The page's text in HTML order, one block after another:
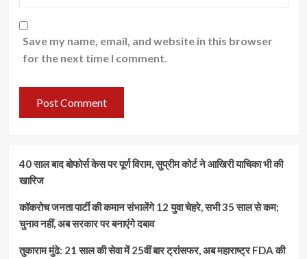
Save my name, email, and website in this browser
for the next time I comment.
40 साल बाद बोफोर्स केस पर पूर्ण विराम, सुप्रीम कोर्ट ने आखिरी याचिका भी की
खारिज
कॉकरोच जनता पार्टी की कमान संभालेंगे 12 युवा चेहरे, सभी 35 साल से कम;
चुनाव नहीं, अब सरकार पर बनाएंगे दबाव
तुकाराम मुंढे: 21 साल की सेवा में 25वीं बार ट्रांसफर, अब महाराष्ट्र FDA की